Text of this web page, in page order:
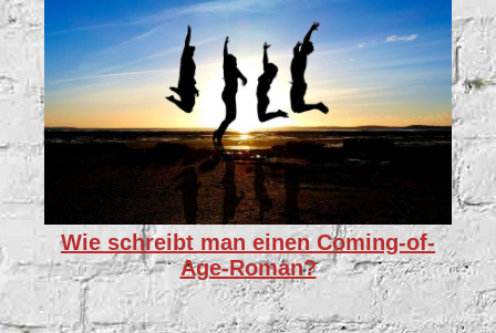
Wie schreibt man einen Coming-of-
Age-Roman?